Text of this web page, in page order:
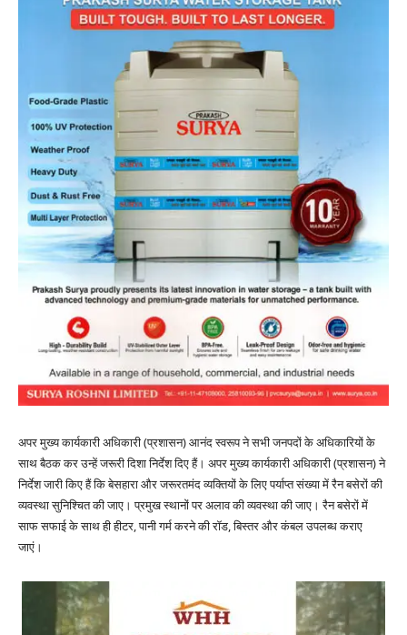
अपर मुख्य कार्यकारी अधिकारी (प्रशासन) आनंद स्वरूप ने सभी जनपदों के अधिकारियों के
साथ बैठक कर उन्हें जरूरी दिशा निर्देश दिए हैं। अपर मुख्य कार्यकारी अधिकारी (प्रशासन) ने
निर्देश जारी किए हैं कि बेसहारा और जरूरतमंद व्यक्तियों के लिए पर्याप्त संख्या में रैन बसेरों की
व्यवस्था सुनिश्चित की जाए। प्रमुख स्थानों पर अलाव की व्यवस्था की जाए। रैन बसेरों में
साफ सफाई के साथ ही हीटर, पानी गर्म करने की रॉड, बिस्तर और कंबल उपलब्ध कराए
जाएं।